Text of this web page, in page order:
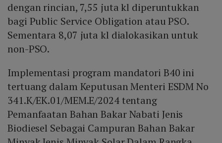
dengan rincian, 7,55 juta kl diperuntukkan
bagi Public Service Obligation atau PSO.
Sementara 8,07 juta kl dialokasikan untuk
non-PSO.
Implementasi program mandatori B40 ini
tertuang dalam Keputusan Menteri ESDM No
341.K/EK.01/MEM.E/2024 tentang
Pemanfaatan Bahan Bakar Nabati Jenis
Biodiesel Sebagai Campuran Bahan Bakar